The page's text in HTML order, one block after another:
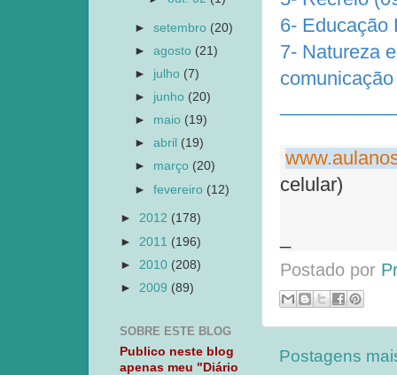
6- Educação
7- Natureza
celular)
Postado por
Postagens
►setembro (20)
►agosto (21)
► julho (7)
► junho (20)
► maio (19)
►abril (19)
► março (20)
►fevereiro (12)
► 2012 (178)
► 2011 (196)
► 2010 (208)
► 2009 (89)
SOBRE ESTE BLOG
Publico neste blog
apenas meu "Diário